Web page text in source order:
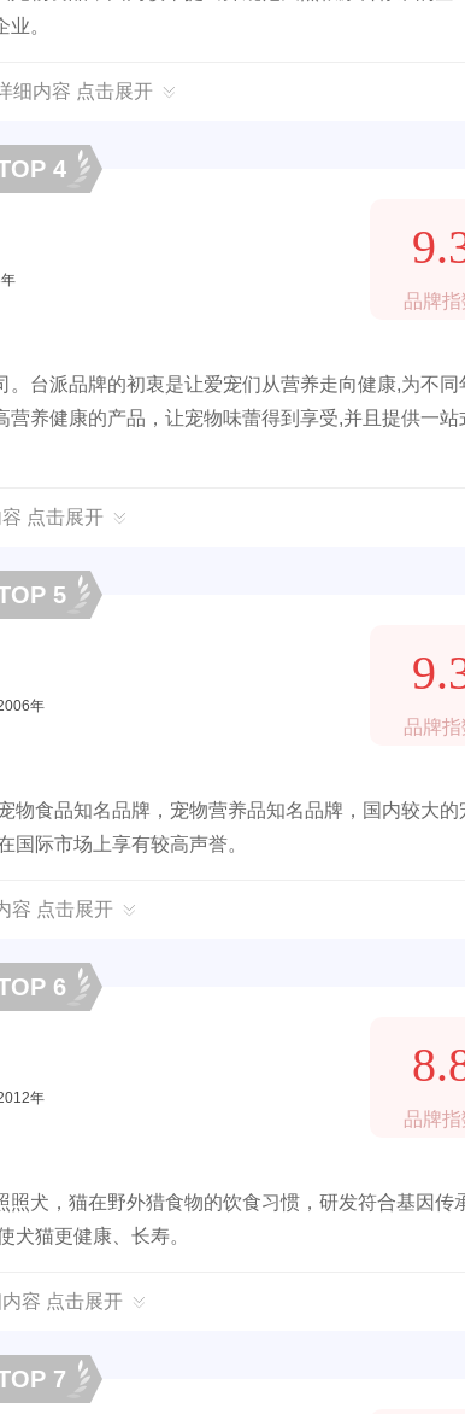
。
细内容 点击展开
4
品牌指
台派品牌的初衷是让爱宠们从营养走向健康,为不同
养健康的产品，让宠物味蕾得到享受,并且提供一站
点击展开
5
年
品牌指
物食品知名品牌，宠物营养品知名品牌，国内较大的
国际市场上享有较高声誉。
容 点击展开
6
年
品牌指
犬，猫在野外猎食物的饮食习惯，研发符合基因传
犬猫更健康、长寿。
容 点击展开
7